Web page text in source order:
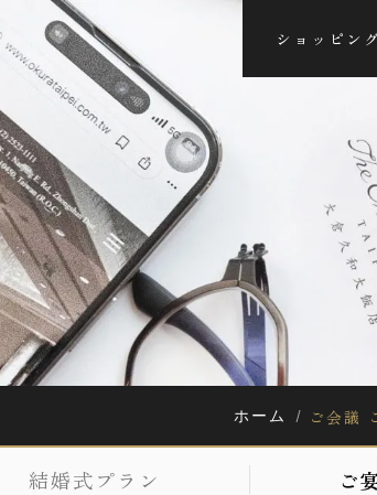
ショッピン
ホーム ご会議
結婚式プラン ご